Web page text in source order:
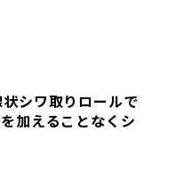
シワ取りロールで
加えることなくシ